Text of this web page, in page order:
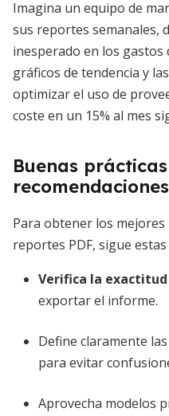
Imagina un equipo de
sus reportes semanales,
inesperado en los gastos
gráficos de tendencia y
optimizar el uso de
coste en un 15% al mes
Buenas
recomendaciones
Para obtener los
reportes PDF, sigue
Verifica la
exportar el informe.
Define claramente
para evitar
Aprovecha modelos